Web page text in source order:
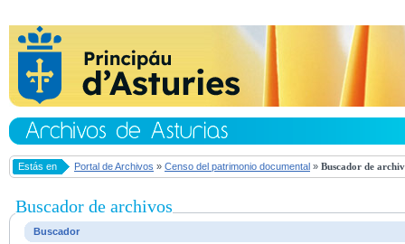
Estás en Portal de Archivos » Censo del patrimonio documental » Buscador de
Buscador de archivos
Buscador